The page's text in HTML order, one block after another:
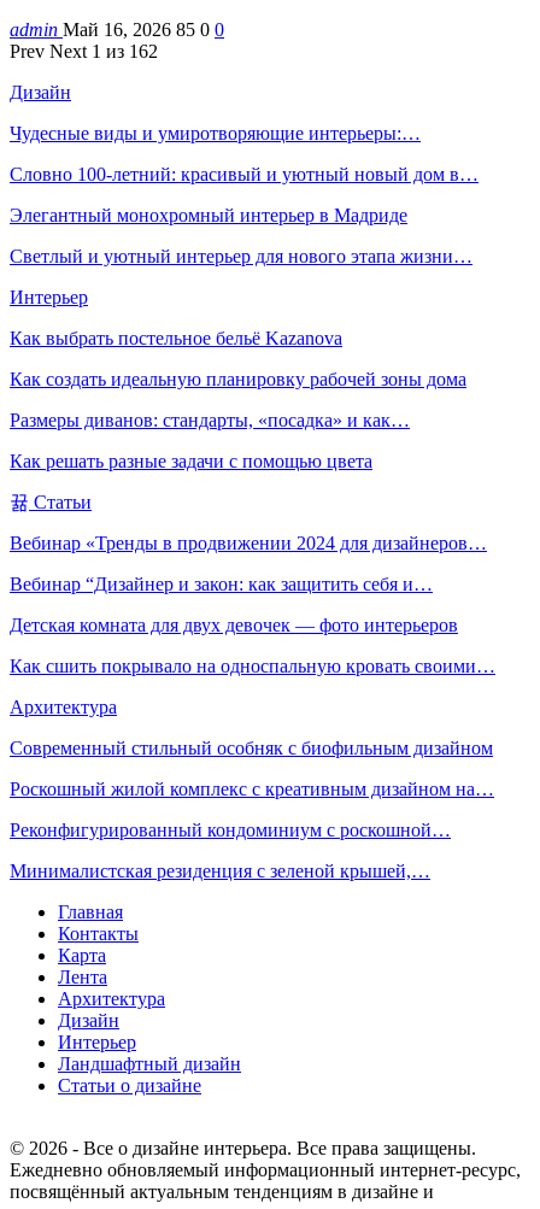
admin Май 16, 2026 85 0 0
Prev Next 1 из 162
Дизайн
Чудесные виды и умиротворяющие интерьеры:…
Словно 100-летний: красивый и уютный новый дом в…
Элегантный монохромный интерьер в Мадриде
Светлый и уютный интерьер для нового этапа жизни…
Интерьер
Как выбрать постельное бельё Kazanova
Как создать идеальную планировку рабочей зоны дома
Размеры диванов: стандарты, «посадка» и как…
Как решать разные задачи с помощью цвета
Статьи
Вебинар «Тренды в продвижении 2024 для дизайнеров…
Вебинар “Дизайнер и закон: как защитить себя и…
Детская комната для двух девочек — фото интерьеров
Как сшить покрывало на односпальную кровать своими…
Архитектура
Современный стильный особняк с биофильным дизайном
Роскошный жилой комплекс с креативным дизайном на…
Реконфигурированный кондоминиум с роскошной…
Минималистская резиденция с зеленой крышей,…
Главная
Контакты
Карта
Лента
Архитектура
Дизайн
Интерьер
Ландшафтный дизайн
Статьи о дизайне
© 2026 - Все о дизайне интерьера. Все права защищены.
Ежедневно обновляемый информационный интернет-ресурс,
посвящённый актуальным тенденциям в дизайне и